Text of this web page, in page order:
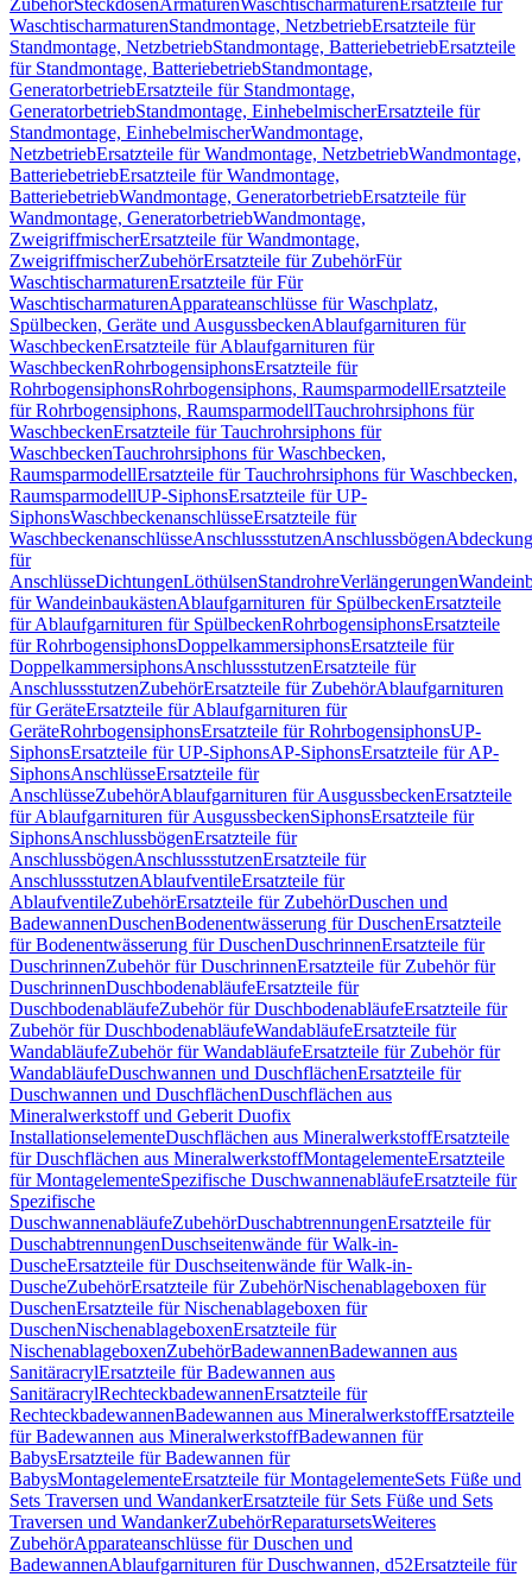
ZubehörSteckdosenArmaturenWaschtischarmaturen Ersatzteile für
WaschtischarmaturenStandmontage, NetzbetriebErsatzteile für
Standmontage, NetzbetriebStandmontage, BatteriebetriebErsatzteile
für Standmontage, BatteriebetriebStandmontage,
GeneratorbetriebErsatzteile für Standmontage,
GeneratorbetriebStandmontage, EinhebelmischerErsatzteile für
Standmontage, EinhebelmischerWandmontage,
NetzbetriebErsatzteile für Wandmontage, NetzbetriebWandmontage,
BatteriebetriebErsatzteile für Wandmontage,
BatteriebetriebWandmontage, GeneratorbetriebErsatzteile für
Wandmontage, GeneratorbetriebWandmontage,
ZweigriffmischerErsatzteile für Wandmontage,
ZweigriffmischerZubehörErsatzteile für ZubehörFür
WaschtischarmaturenErsatzteile für Für
WaschtischarmaturenApparateanschlüsse für Waschplatz,
Spülbecken, Geräte und AusgussbeckenAblaufgarnituren für
WaschbeckenErsatzteile für Ablaufgarnituren für
WaschbeckenRohrbogensiphonsErsatzteile für
RohrbogensiphonsRohrbogensiphons, RaumsparmodellErsatzteile
für Rohrbogensiphons, RaumsparmodellTauchrohrsiphons für
WaschbeckenErsatzteile für Tauchrohrsiphons für
WaschbeckenTauchrohrsiphons für Waschbecken,
RaumsparmodellErsatzteile für Tauchrohrsiphons für Waschbecken,
RaumsparmodellUP-SiphonsErsatzteile für UP-
SiphonsWaschbeckenanschlüsseErsatzteile für
WaschbeckenanschlüsseAnschlussstutzenAnschlussbögen
für
AnschlüsseDichtungenLöthülsenStandrohreVerlängerungen
für WandeinbaukästenAblaufgarnituren für SpülbeckenErsatzteile
für Ablaufgarnituren für SpülbeckenRohrbogensiphonsErsatzteile
für RohrbogensiphonsDoppelkammersiphonsErsatzteile für
DoppelkammersiphonsAnschlussstutzenErsatzteile für
AnschlussstutzenZubehörErsatzteile für ZubehörAblaufgarnituren
für GeräteErsatzteile für Ablaufgarnituren für
GeräteRohrbogensiphonsErsatzteile für RohrbogensiphonsUP-
SiphonsErsatzteile für UP-SiphonsAP-SiphonsErsatzteile für AP-
SiphonsAnschlüsseErsatzteile für
AnschlüsseZubehörAblaufgarnituren für AusgussbeckenErsatzteile
für Ablaufgarnituren für AusgussbeckenSiphonsErsatzteile für
SiphonsAnschlussbögenErsatzteile für
AnschlussbögenAnschlussstutzenErsatzteile für
AnschlussstutzenAblaufventileErsatzteile für
AblaufventileZubehörErsatzteile für ZubehörDuschen und
BadewannenDuschenBodenentwässerung für DuschenErsatzteile
für Bodenentwässerung für DuschenDuschrinnenErsatzteile für
DuschrinnenZubehör für DuschrinnenErsatzteile für Zubehör für
DuschrinnenDuschbodenabläufeErsatzteile für
DuschbodenabläufeZubehör für DuschbodenabläufeErsatzteile für
Zubehör für DuschbodenabläufeWandabläufeErsatzteile für
WandabläufeZubehör für WandabläufeErsatzteile für Zubehör für
WandabläufeDuschwannen und DuschflächenErsatzteile für
Duschwannen und DuschflächenDuschflächen aus
Mineralwerkstoff und Geberit Duofix
InstallationselementeDuschflächen aus MineralwerkstoffErsatzteile
für Duschflächen aus MineralwerkstoffMontagelementeErsatzteile
für MontagelementeSpezifische DuschwannenabläufeErsatzteile für
Spezifische
DuschwannenabläufeZubehörDuschabtrennungenErsatzteile für
DuschabtrennungenDuschseitenwände für Walk-in-
DuscheErsatzteile für Duschseitenwände für Walk-in-
DuscheZubehörErsatzteile für ZubehörNischenablageboxen für
DuschenErsatzteile für Nischenablageboxen für
DuschenNischenablageboxenErsatzteile für
NischenablageboxenZubehörBadewannenBadewannen aus
SanitäracrylErsatzteile für Badewannen aus
SanitäracrylRechteckbadewannenErsatzteile für
RechteckbadewannenBadewannen aus MineralwerkstoffErsatzteile
für Badewannen aus MineralwerkstoffBadewannen für
BabysErsatzteile für Badewannen für
BabysMontagelementeErsatzteile für MontagelementeSets Füße und
Sets Traversen und WandankerErsatzteile für Sets Füße und Sets
Traversen und WandankerZubehörReparatursetsWeiteres
ZubehörApparateanschlüsse für Duschen und
BadewannenAblaufgarnituren für Duschwannen, d52Ersatzteile für